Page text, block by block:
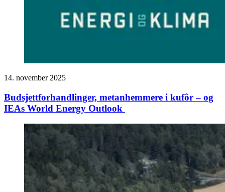
14. november 2025
Budsjett­forhandlinger, metanhemmere i kufôr – og
IEAs World Energy Outlook